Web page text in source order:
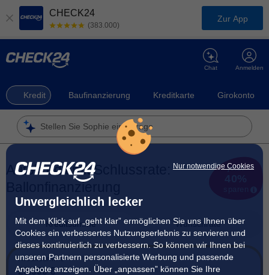
Nur notwendige Cookies
Unvergleichlich lecker
Mit dem Klick auf „geht klar” ermöglichen Sie uns Ihnen über
Cookies ein verbessertes Nutzungserlebnis zu servieren und
dieses kontinuierlich zu verbessern. So können wir Ihnen bei
unseren Partnern personalisierte Werbung und passende
Angebote anzeigen. Über „anpassen” können Sie Ihre
CHECK24
(383.000)
Zur App
Anmelden
Chat
Kredit Baufinanzierung Kreditkarte Girokonto
Stellen Sie Sophie eine Frage
Autokredit mit Schlussrate:
Ballonfinanzierung
jetzt
Kreditsumme Wunschrate
Kreditsumme